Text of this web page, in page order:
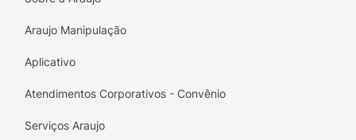
Araujo Manipulação
Aplicativo
Atendimentos Corporativos - Convênio
Serviços Araujo